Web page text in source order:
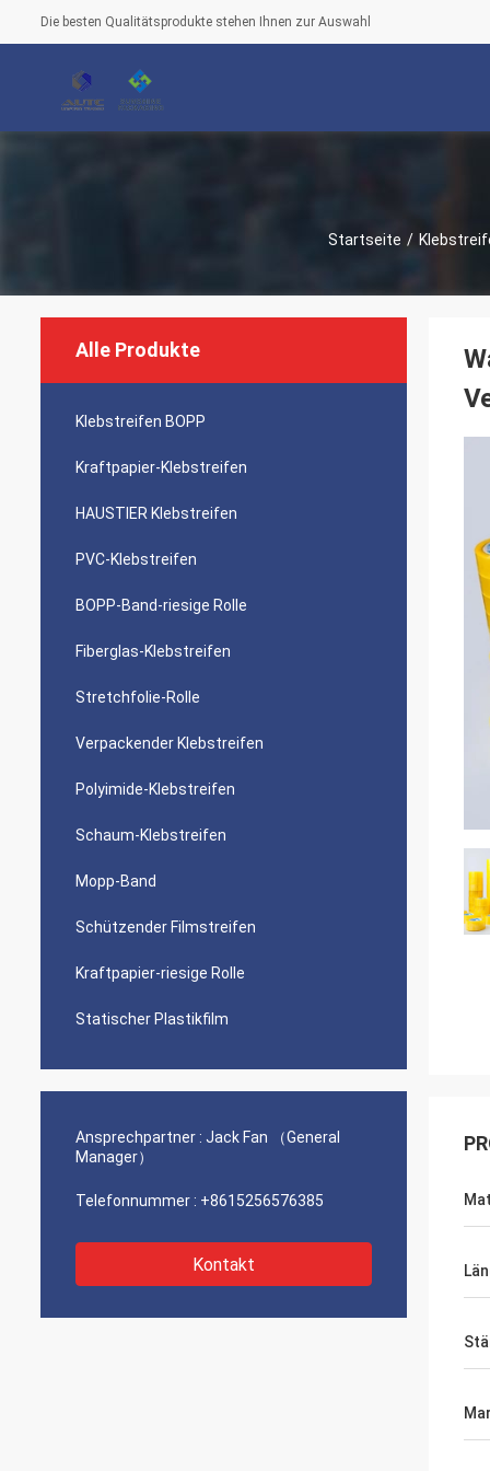
Die besten Qualitätsprodukte stehen Ihnen zur Auswahl
Startseite /
Alle Produkte
Klebstreifen BOPP
Kraftpapier-Klebstreifen
HAUSTIER Klebstreifen
PVC-Klebstreifen
BOPP-Band-riesige Rolle
Fiberglas-Klebstreifen
Stretchfolie-Rolle
Verpackender Klebstreifen
Polyimide-Klebstreifen
Schaum-Klebstreifen
Mopp-Band
Schützender Filmstreifen
Kraftpapier-riesige Rolle
Statischer Plastikfilm
Ansprechpartner : Jack Fan （General
Manager）
Telefonnummer : +8615256576385
Kontakt